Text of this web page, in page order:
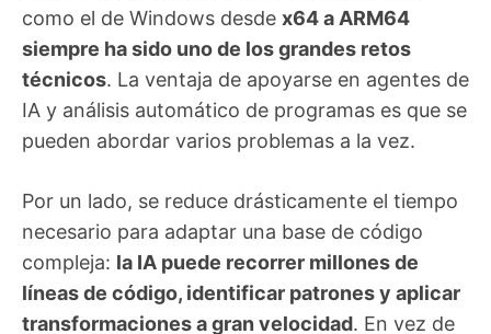
como el de Windows desde x64 a ARM64
siempre ha sido uno de los grandes retos
técnicos. La ventaja de apoyarse en agentes de
IA y análisis automático de programas es que se
pueden abordar varios problemas a la vez.
Por un lado, se reduce drásticamente el tiempo
necesario para adaptar una base de código
compleja: la IA puede recorrer millones de
líneas de código, identificar patrones y aplicar
transformaciones a gran velocidad. En vez de